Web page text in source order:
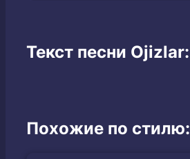
Текст песни Ojizlar:
Похожие по стилю: